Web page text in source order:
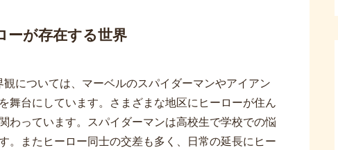
ーが存在する世界
については、マーベルのスパイダーマンやアイアン
舞台にしています。さまざまな地区にヒーローが住ん
わっています。スパイダーマンは高校生で学校での悩
。またヒーロー同士の交差も多く、日常の延長にヒー